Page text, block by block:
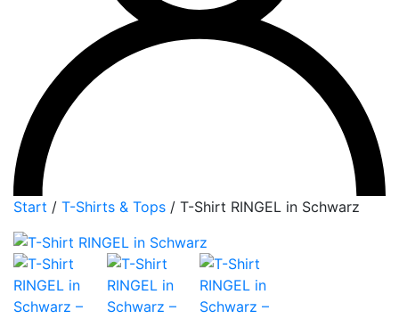
Start / T-Shirts & Tops / T-Shirt RINGEL in Schwarz